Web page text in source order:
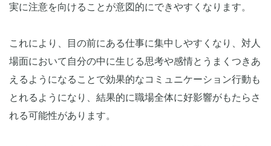
実に注意を向けることが意図的にできやすくなります。
これにより、目の前にある仕事に集中しやすくなり、対人
場面において自分の中に生じる思考や感情とうまくつきあ
えるようになることで効果的なコミュニケーション行動も
とれるようになり、結果的に職場全体に好影響がもたらさ
れる可能性があります。